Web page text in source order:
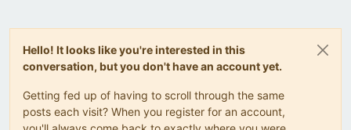
Hello! It looks like you're interested in this
conversation, but you don't have an account yet.
Getting fed up of having to scroll through the same
posts each visit? When you register for an account,